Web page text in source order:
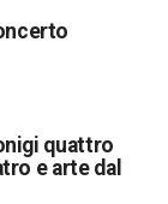
quattro
e arte dal